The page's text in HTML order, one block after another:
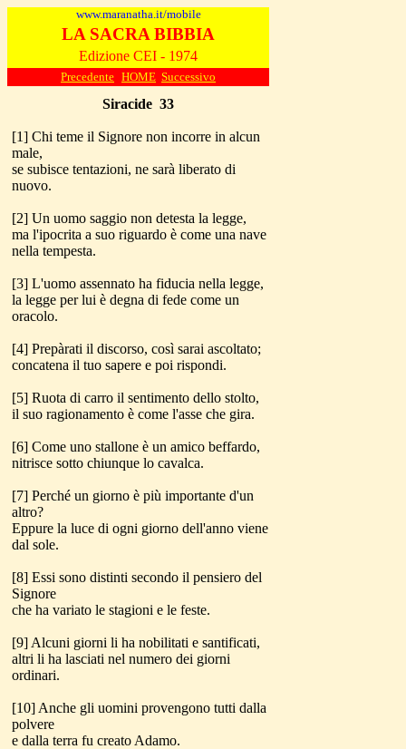
www.maranatha.it/mobile
LA SACRA BIBBIA
Edizione CEI - 1974
Precedente HOME Successivo
Siracide 33
[1] Chi teme il Signore non incorre in alcun
male,
se subisce tentazioni, ne sarà liberato di
nuovo.
[2] Un uomo saggio non detesta la legge,
ma l'ipocrita a suo riguardo è come una nave
nella tempesta.
[3] L'uomo assennato ha fiducia nella legge,
la legge per lui è degna di fede come un
oracolo.
[4] Prepàrati il discorso, così sarai ascoltato;
concatena il tuo sapere e poi rispondi.
[5] Ruota di carro il sentimento dello stolto,
il suo ragionamento è come l'asse che gira.
[6] Come uno stallone è un amico beffardo,
nitrisce sotto chiunque lo cavalca.
[7] Perché un giorno è più importante d'un
altro?
Eppure la luce di ogni giorno dell'anno viene
dal sole.
[8] Essi sono distinti secondo il pensiero del
Signore
che ha variato le stagioni e le feste.
[9] Alcuni giorni li ha nobilitati e santificati,
altri li ha lasciati nel numero dei giorni
ordinari.
[10] Anche gli uomini provengono tutti dalla
polvere
e dalla terra fu creato Adamo.